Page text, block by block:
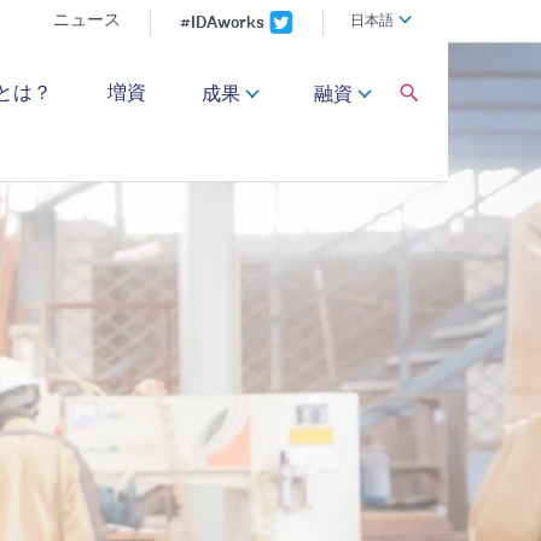
ニュース #IDAworks
Global
toggler
日本語
は？ 増資 成果 融資
global